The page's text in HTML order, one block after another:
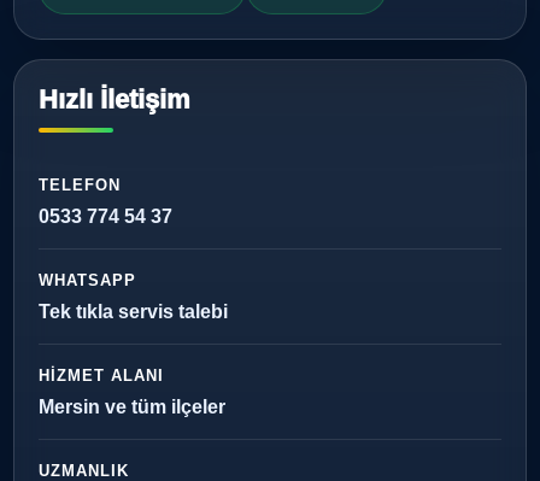
Hızlı İletişim
TELEFON
0533 774 54 37
WHATSAPP
Tek tıkla servis talebi
HIZMET ALANI
Mersin ve tüm ilçeler
UZMANLIK